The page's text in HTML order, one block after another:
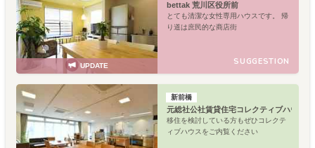
UPDATE
bettak 荒川区役所前
とても清潔な女性専用ハウスです。 帰
り道は庶民的な商店街
SUGGESTION
新前橋
元総社公社賃貸住宅コレクティブハウス
移住を検討している方もぜひコレクテ
ィブハウスをご内覧ください